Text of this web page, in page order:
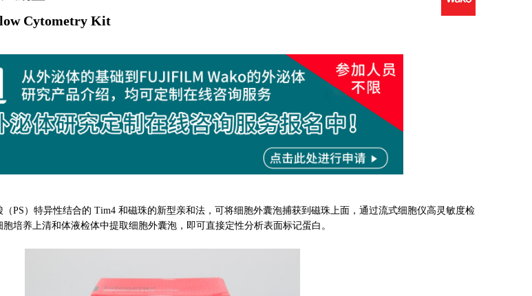
Cytometry Kit
）特异性结合的 Tim4 和磁珠的新型亲和法，可将细胞外囊泡捕获到磁珠上面，通过流式细胞仪高灵敏度检
培养上清和体液检体中提取细胞外囊泡，即可直接定性分析表面标记蛋白。